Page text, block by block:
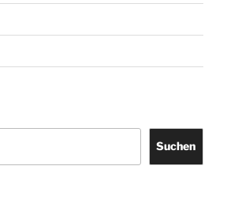
Suchen